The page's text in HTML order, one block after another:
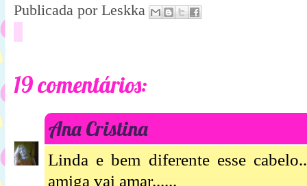
Publicada por Leskka
19 comentários:
Ana Cristina
Linda e bem diferente esse
amiga vai amar......